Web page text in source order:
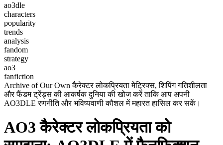
ao3dle
characters
popularity
trends
analysis
fandom
strategy
ao3
fanfiction
Archive of Our Own कैरेक्टर लोकप्रियता मेट्रिक्स, शिपिंग गतिशीलता
और फैंडम ट्रेंड्स की आकर्षक दुनिया की खोज करें ताकि आप अपनी
AO3DLE रणनीति और भविष्यवाणी कौशल में महारत हासिल कर सकें।
AO3 कैरेक्टर लोकप्रियता को